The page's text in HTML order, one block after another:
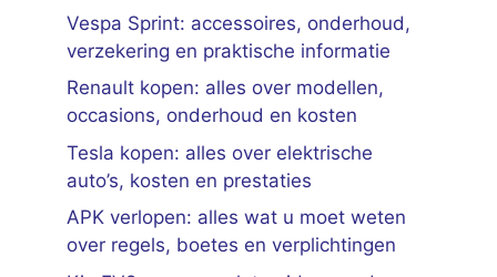
Vespa Sprint: accessoires, onderhoud,
verzekering en praktische informatie
Renault kopen: alles over modellen,
occasions, onderhoud en kosten
Tesla kopen: alles over elektrische
auto’s, kosten en prestaties
APK verlopen: alles wat u moet weten
over regels, boetes en verplichtingen